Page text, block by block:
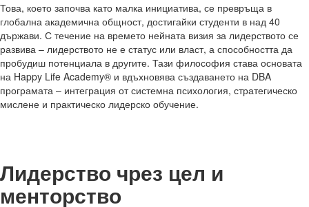
Това, което започва като малка инициатива, се превръща в
глобална академична общност, достигайки студенти в над 40
държави. С течение на времето нейната визия за лидерството се
развива – лидерството не е статус или власт, а способността да
пробудиш потенциала в другите. Тази философия става основата
на Happy Life Academy® и вдъхновява създаването на DBA
програмата – интеграция от системна психология, стратегическо
мислене и практическо лидерско обучение.
Лидерство чрез цел и
менторство